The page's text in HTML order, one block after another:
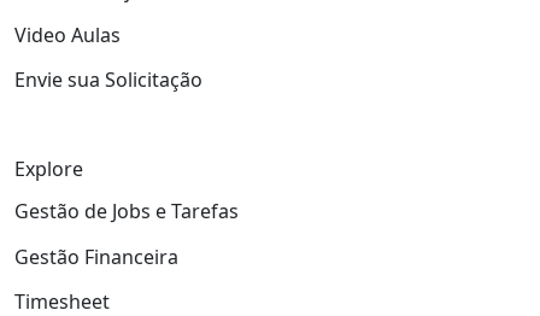
Video Aulas
Envie sua Solicitação
Explore
Gestão de Jobs e Tarefas
Gestão Financeira
Timesheet